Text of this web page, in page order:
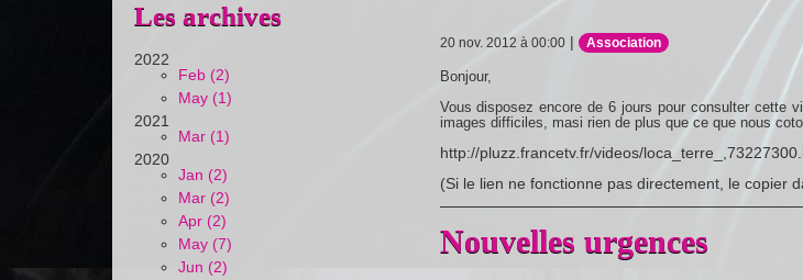
Les archives
2022
Feb (2)
May (1)
2021
Mar (1)
2020
Jan (2)
Mar (2)
Apr (2)
May (7)
Jun (2)
20 nov. 2012 à 00:00| Association
Bonjour,
Vous disposez encore de 6 jours pour consulter cette
images difficiles, masi rien de plus que ce que nous
http://pluzz.francetv.fr/videos/
(Si le lien ne fonctionne pas directement, le copier
Nouvelles urgences